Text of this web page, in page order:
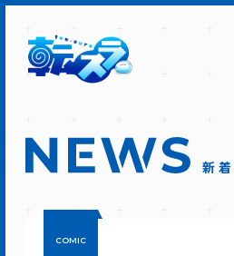
新
COMIC